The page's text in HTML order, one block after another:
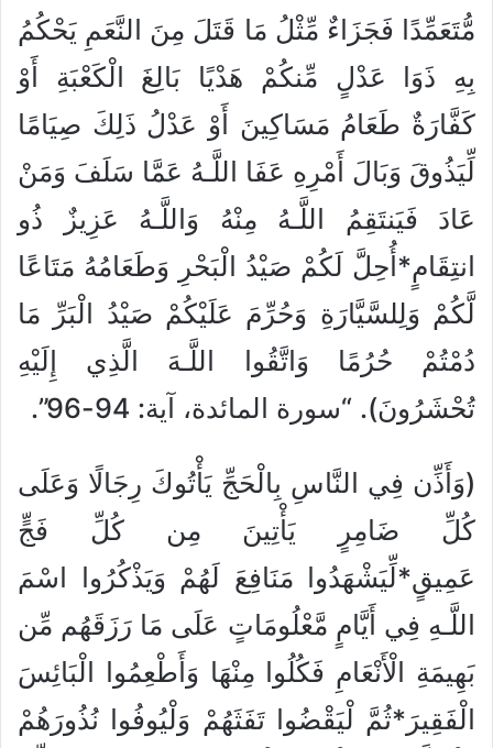
مُّتَعَمِّدًا فَجَزَاءٌ مِّثْلُ مَا قَتَلَ مِنَ النَّعَمِ يَحْكُمُ
بِهِ ذَوَا عَدْلٍ مِّنكُمْ هَدْيًا بَالِغَ الْكَعْبَةِ أَوْ
كَفَّارَةٌ طَعَامُ مَسَاكِينَ أَوْ عَدْلُ ذَلِكَ صِيَامًا
لِّيَذُوقَ وَبَالَ أَمْرِهِ عَفَا اللَّـهُ عَمَّا سَلَفَ وَمَنْ
عَادَ فَيَنتَقِمُ اللَّـهُ مِنْهُ وَاللَّـهُ عَزِيزٌ ذُو
انتِقَامٍ*أُحِلَّ لَكُمْ صَيْدُ الْبَحْرِ وَطَعَامُهُ مَتَاعًا
لَّكُمْ وَلِلسَّيَّارَةِ وَحُرِّمَ عَلَيْكُمْ صَيْدُ الْبَرِّ مَا
دُمْتُمْ حُرُمًا وَاتَّقُوا اللَّـهَ الَّذِي إِلَيْهِ
تُحْشَرُونَ). “سورة المائدة، آية: 94-96”.
(وَأَذِّن فِي النَّاسِ بِالْحَجِّ يَأْتُوكَ رِجَالًا وَعَلَى
كُلِّ ضَامِرٍ يَأْتِينَ مِن كُلِّ فَجٍّ
عَمِيقٍ*لِّيَشْهَدُوا مَنَافِعَ لَهُمْ وَيَذْكُرُوا اسْمَ
اللَّـهِ فِي أَيَّامٍ مَّعْلُومَاتٍ عَلَى مَا رَزَقَهُم مِّن
بَهِيمَةِ الْأَنْعَامِ فَكُلُوا مِنْهَا وَأَطْعِمُوا الْبَائِسَ
الْفَقِيرَ*ثُمَّ لْيَقْضُوا تَفَثَهُمْ وَلْيُوفُوا نُذُورَهُمْ